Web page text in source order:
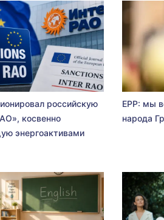
российскую
косвенно
энергоактивами
EPP: мы
народа